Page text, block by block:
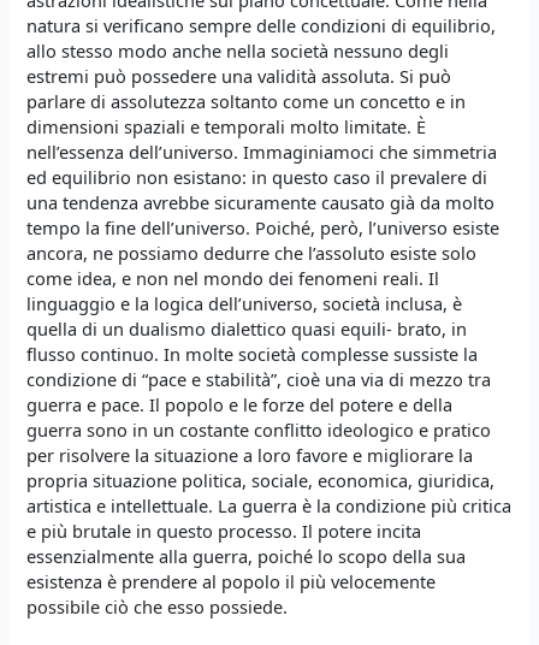
natura si verificano sempre delle condizioni di equilibrio,
allo stesso modo anche nella società nessuno degli
estremi può possedere una validità assoluta. Si può
parlare di assolutezza soltanto come un concetto e in
dimensioni spaziali e temporali molto limitate. È
nell’essenza dell’universo. Immaginiamoci che simmetria
ed equilibrio non esistano: in questo caso il prevalere di
una tendenza avrebbe sicuramente causato già da molto
tempo la fine dell’universo. Poiché, però, l’universo esiste
ancora, ne possiamo dedurre che l’assoluto esiste solo
come idea, e non nel mondo dei fenomeni reali. Il
linguaggio e la logica dell’universo, società inclusa, è
quella di un dualismo dialettico quasi equili- brato, in
flusso continuo. In molte società complesse sussiste la
condizione di “pace e stabilità”, cioè una via di mezzo tra
guerra e pace. Il popolo e le forze del potere e della
guerra sono in un costante conflitto ideologico e pratico
per risolvere la situazione a loro favore e migliorare la
propria situazione politica, sociale, economica, giuridica,
artistica e intellettuale. La guerra è la condizione più critica
e più brutale in questo processo. Il potere incita
essenzialmente alla guerra, poiché lo scopo della sua
esistenza è prendere al popolo il più velocemente
possibile ciò che esso possiede.